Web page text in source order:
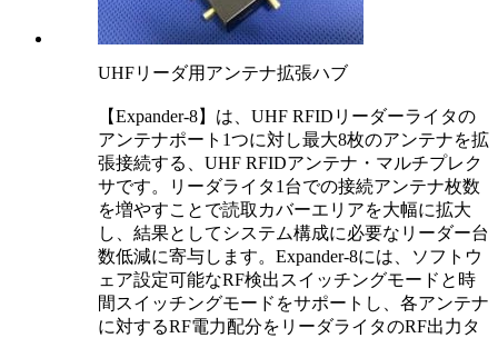
UHFリーダ用アンテナ拡張ハブ
【Expander-8】は、UHF RFIDリーダーライタの
アンテナポート1つに対し最大8枚のアンテナを拡
張接続する、UHF RFIDアンテナ・マルチプレク
サです。リーダライタ1台での接続アンテナ枚数
を増やすことで読取カバーエリアを大幅に拡大
し、結果としてシステム構成に必要なリーダー台
数低減に寄与します。Expander-8には、ソフトウ
ェア設定可能なRF検出スイッチングモードと時
間スイッチングモードをサポートし、各アンテナ
に対するRF電力配分をリーダライタのRF出力タ